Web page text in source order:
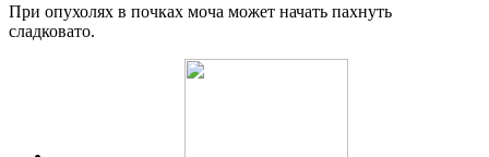
При опухолях в почках моча может начать пахнуть
сладковато.